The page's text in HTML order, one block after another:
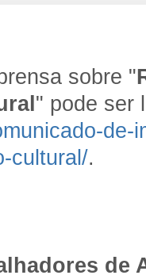
sobre "
" pode ser
de-
cultural/.
de